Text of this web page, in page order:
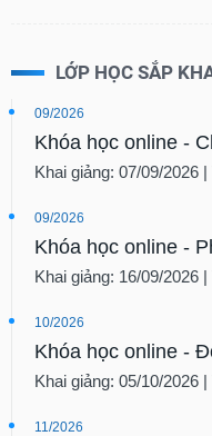
LỚP HỌC SẮP
09/2026
Khóa học online -
Khai giảng: 07/09/2026
09/2026
Khóa học online -
Khai giảng: 16/09/2026
10/2026
Khóa học online -
Khai giảng: 05/10/2026
11/2026